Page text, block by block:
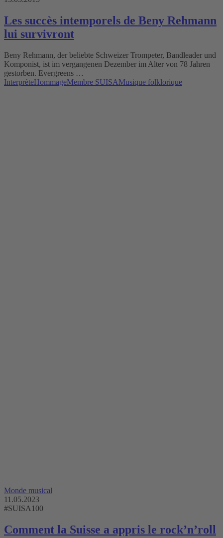
Les succès intemporels de Beny Rehmann
lui survivront
Beny Rehmann, der beliebte Schweizer Trompeter, Bandleader und
Komponist, ist im vergangenen Dezember im Alter von 78 Jahren
gestorben. Evergreens …
InterprèteHommageMembre SUISAMusique folklorique
Monde musical
11.05.2023
#SUISA100
Comment la Suisse a appris le rock’n’roll